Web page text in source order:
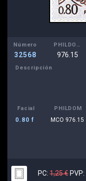
Número
32568
PHILDOM
976.15
Descripción
Facial PHILDOM
0.80 f MCO 976.15
PC: 1,25 € PVP: